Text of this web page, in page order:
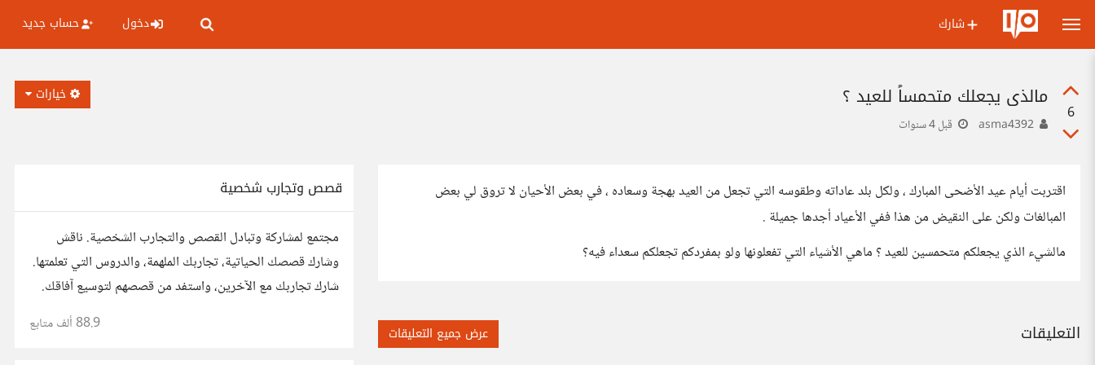
شارك دخول حساب جديد
6
مالذي يجعلك متحمساً للعيد ؟
قبل 4 سنوات
خيارات
اقتربت أيام عيد الأضحى المبارك ، ولكل بلد عاداته وطقوسه التي تجعل من العيد بهجة وسعاده ، في بعض الأحيان لا تروق لي بعض
المبالغات ولكن على النقيض من هذا ففي الأعياد أجدها جميلة .
مالشيء الذي يجعلكم متحمسين للعيد ؟ ماهي الأشياء التي تفعلونها ولو بمفردكم تجعلكم سعداء فيه؟
التعليقات عرض جميع التعليقات
قصص وتجارب شخصية
مجتمع لمشاركة وتبادل القصص والتجارب الشخصية. ناقش
وشارك قصصك الحياتية، تجاربك الملهمة، والدروس التي تعلمتها.
شارك تجاربك مع الآخرين، واستفد من قصصهم لتوسيع آفاقك.
88.9 ألف متابع